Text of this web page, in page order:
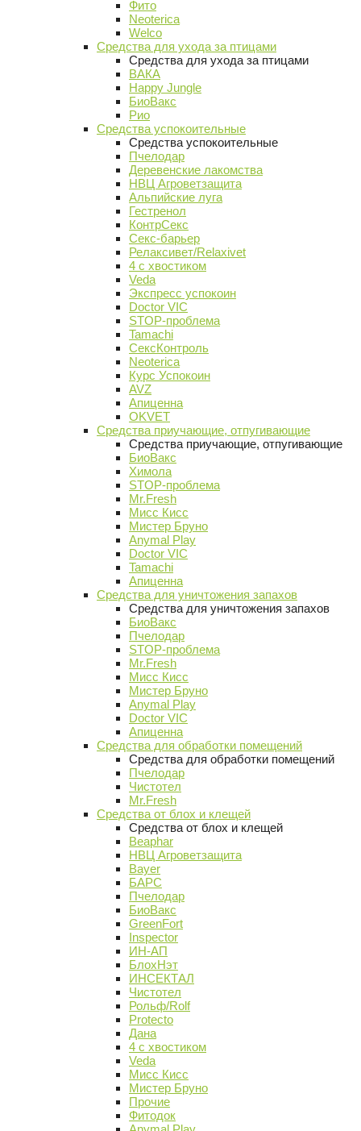
Фито
Neoterica
Welco
Средства для ухода за птицами
Средства для ухода за птицами
ВАКА
Happy Jungle
БиоВакс
Рио
Средства успокоительные
Средства успокоительные
Пчелодар
Деревенские лакомства
НВЦ Агроветзащита
Альпийские луга
Гестренол
КонтрСекс
Секс-барьер
Релаксивет/Relaxivet
4 с хвостиком
Veda
Экспресс успокоин
Doctor VIC
STOP-проблема
Tamachi
СексКонтроль
Neoterica
Курс Успокоин
AVZ
Апиценна
OKVET
Средства приучающие, отпугивающие
Средства приучающие, отпугивающие
БиоВакс
Химола
STOP-проблема
Mr.Fresh
Мисс Кисс
Мистер Бруно
Anymal Play
Doctor VIC
Tamachi
Апиценна
Средства для уничтожения запахов
Средства для уничтожения запахов
БиоВакс
Пчелодар
STOP-проблема
Mr.Fresh
Мисс Кисс
Мистер Бруно
Anymal Play
Doctor VIC
Апиценна
Средства для обработки помещений
Средства для обработки помещений
Пчелодар
Чистотел
Mr.Fresh
Средства от блох и клещей
Средства от блох и клещей
Beaphar
НВЦ Агроветзащита
Bayer
БАРС
Пчелодар
БиоВакс
GreenFort
Inspector
ИН-АП
БлохНэт
ИНСЕКТАЛ
Чистотел
Рольф/Rolf
Protecto
Дана
4 с хвостиком
Veda
Мисс Кисс
Мистер Бруно
Прочие
Фитодок